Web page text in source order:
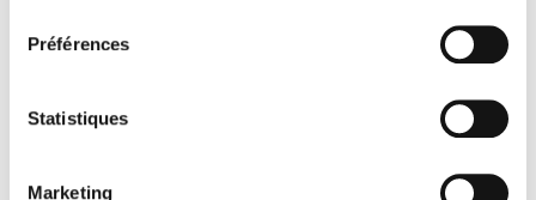
Préférences
Statistiques
Marketing
s’avérer fastidieuse tant ils sont nombreux et
Cet ouvrage propose un panorama des textes
d’extraits, les cas où la réglementation impose